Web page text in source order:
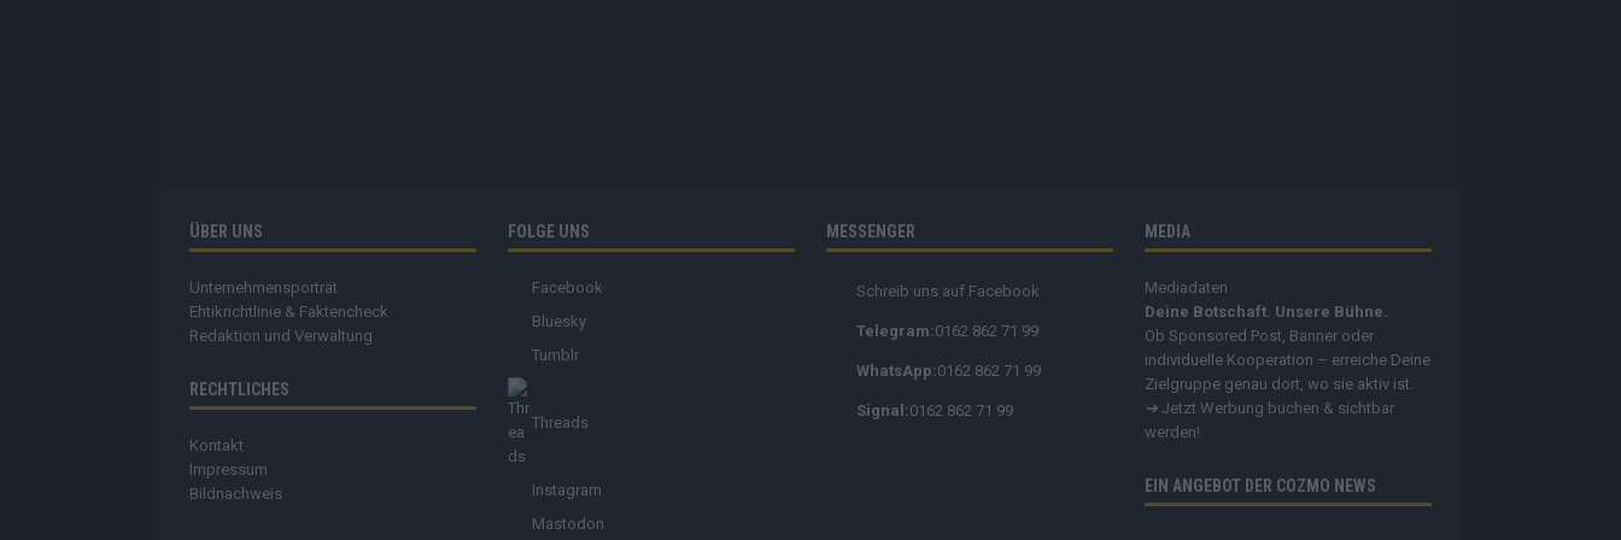
ÜBER UNS
Unternehmensporträt
Ehtikrichtlinie & Faktencheck
Redaktion und Verwaltung
RECHTLICHES
Kontakt
Impressum
Bildnachweis
FOLGE UNS
Facebook
Bluesky
Tumblr
Threads
Instagram
Mastodon
MESSENGER
Schreib uns auf Facebook
Telegram:0162 862 71 99
WhatsApp:0162 862 71 99
Signal:0162 862 71 99
MEDIA
Mediadaten
Deine Botschaft. Unsere Bühne.
Ob Sponsored Post, Banner oder
individuelle Kooperation – erreiche Deine
Zielgruppe genau dort, wo sie aktiv ist.
➔ Jetzt Werbung buchen & sichtbar
werden!
EIN ANGEBOT DER COZMO NEWS